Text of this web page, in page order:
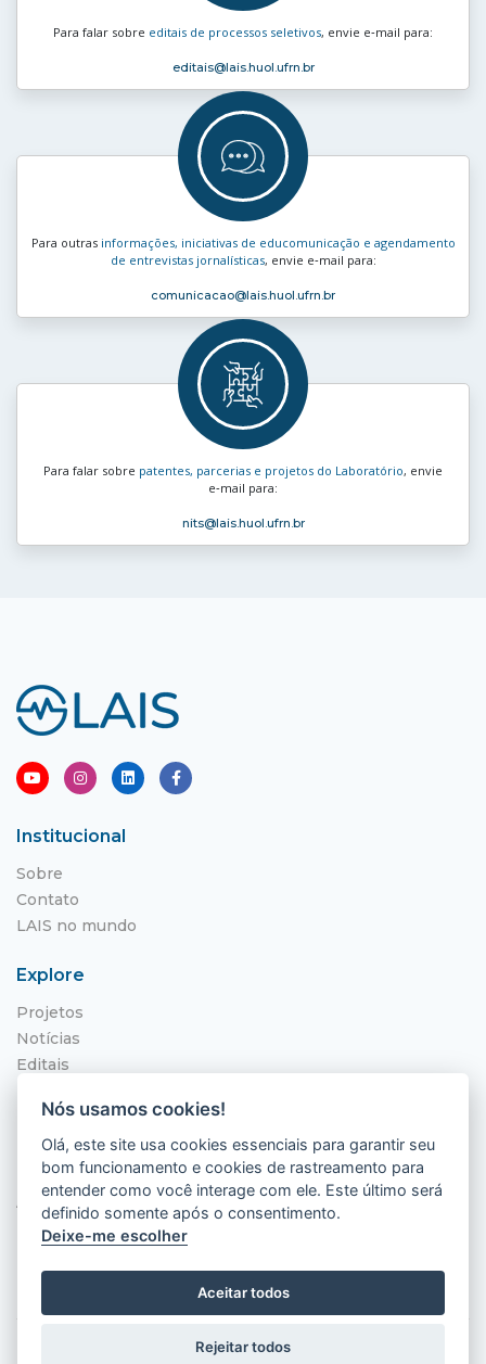
Para falar sobre editais de processos seletivos, envie e‑mail para:
editais@lais.huol.ufrn.br
Para outras informações, iniciativas de educomunicação e agendamento
de entrevistas jornalísticas, envie e‑mail para:
comunicacao@lais.huol.ufrn.br
Para falar sobre patentes, parcerias e projetos do Laboratório, envie
e‑mail para:
nits@lais.huol.ufrn.br
Institucional
Sobre
Contato
LAIS no mundo
Explore
Projetos
Notícias
Editais
Localização
Hospital Universitário Onofre Lopes - HUOL
Av. Nilo Peçanha, 620 - Petrópolis
Natal - RN, 59012-300
2026 © LAIS (HUOL). Todos os direitos
Nós usamos cookies!
Olá, este site usa cookies essenciais para garantir seu
bom funcionamento e cookies de rastreamento para
entender como você interage com ele. Este último será
definido somente após o consentimento.
Deixe-me escolher
Aceitar todos
Rejeitar todos